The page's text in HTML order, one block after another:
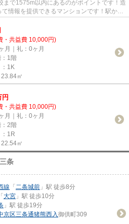
まで1575m以内にあるのがポイントです！造
情報を提供できるマンションです！駅から
・共益費 10,000円)
月｜礼：0ヶ月
：1階
：1K
㎡
円
・共益費 10,000円)
月｜礼：0ヶ月
：2階
1R
㎡
条
線 「 二条城前 」駅 徒歩8分
「 大宮 」駅 徒歩10分
」駅 徒歩19分
京区三条通猪熊西入御供町309